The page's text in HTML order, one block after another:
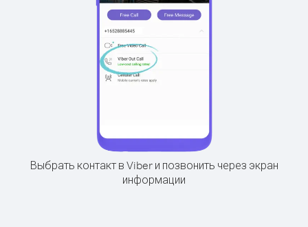
Выбрать контакт в Viber и позвонить через экран
информации